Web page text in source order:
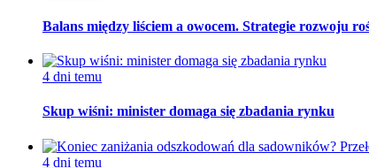
Balans między liściem a owocem. Strategie rozwoju
4 dni temu
Skup wiśni: minister domaga się zbadania rynku
4 dni temu